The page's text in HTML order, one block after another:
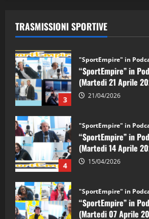
TRASMISSIONI SPORTIVE
2 28/04/2026
3
"SportEmpire" in
“SportEmpire” in
(Martedi 21 Aprile
21/04/2026
4
"SportEmpire" in
“SportEmpire” in
(Martedi 14 Aprile
15/04/2026
"SportEmpire" in
“SportEmpire” in
(Martedi 07 Aprile